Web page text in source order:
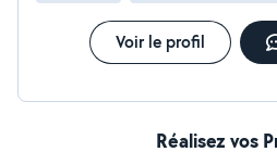
Voir le profil
Réalisez vos